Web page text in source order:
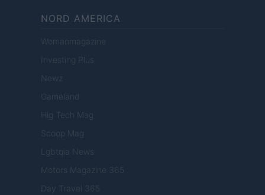
NORD AMERICA
Womanmagazine
Investing Plus
Newz
Gameland
Hig Tech Mag
Scoop Mag
Lgbtqia News
Motors Magazine 365
Day Travel 365